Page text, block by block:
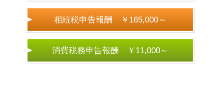
相続税申告報酬 ￥165,000～
消費税務申告報酬 ￥11,000～